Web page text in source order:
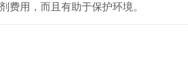
用，而且有助于保护环境。